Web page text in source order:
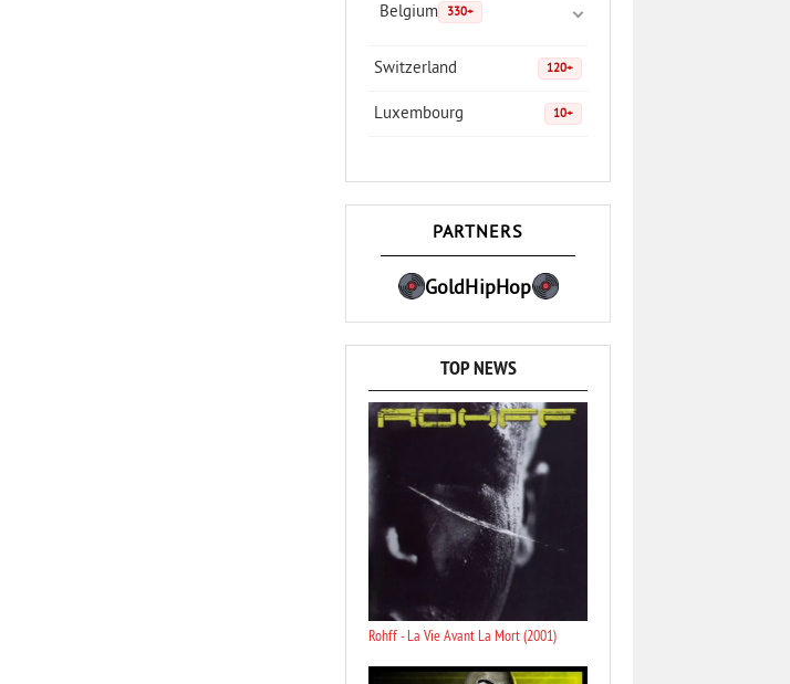
Belgium 330+
Switzerland 120+
Luxembourg 10+
PARTNERS
GoldHipHop
TOP NEWS
Rohff - La Vie Avant La Mort (2001)